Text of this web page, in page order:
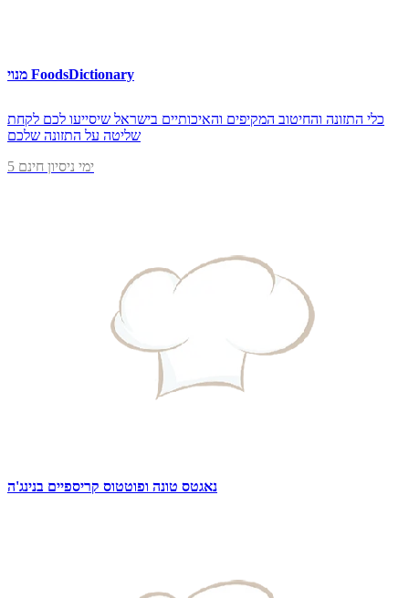
מנוי FoodsDictionary
כלי התזונה והחיטוב המקיפים והאיכותיים בישראל שיסייעו לכם לקחת
שליטה על התזונה שלכם
5 ימי ניסיון חינם
נאגטס טונה ופוטטוס קריספיים בנינג'ה